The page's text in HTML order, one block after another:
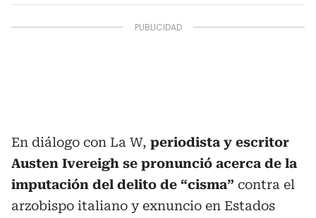
En diálogo con La W, periodista y escritor
Austen Ivereigh se pronunció acerca de la
imputación del delito de “cisma” contra el
arzobispo italiano y exnuncio en Estados